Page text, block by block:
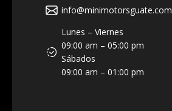
info@minimotorsguate.com
Lunes – Viernes
09:00 am – 05:00 pm
Sábados
09:00 am – 01:00 pm